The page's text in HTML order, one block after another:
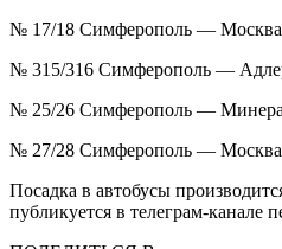
№ 17/18 Симферополь — Москва
№ 315/316 Симферополь — Адлер
№ 25/26 Симферополь —
№ 27/28 Симферополь — Москва
Посадка в автобусы
публикуется в телеграм-